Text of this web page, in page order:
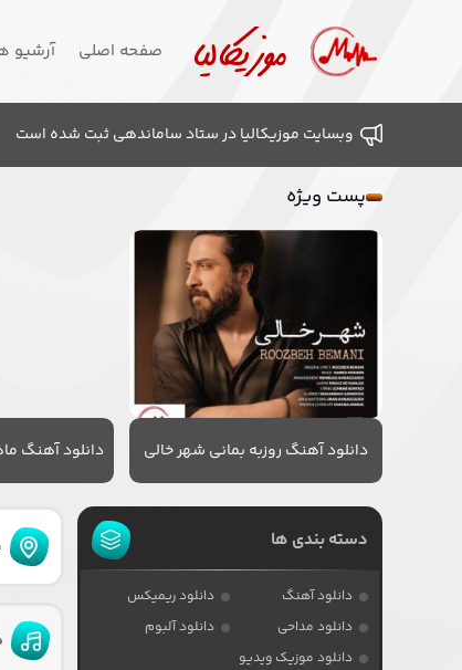
صفحه اصلی آرشیو
وبسایت موزیکالیا در ستاد ساماندهی ثبت شده است
پست ویژه
دانلود آهنگ روزبه بمانی شهر خالی دانلود آهنگ
دسته بندی ها
دانلود آهنگ
دانلود ریمیکس
دانلود مداحی
دانلود آلبوم
دانلود موزیک ویدیو